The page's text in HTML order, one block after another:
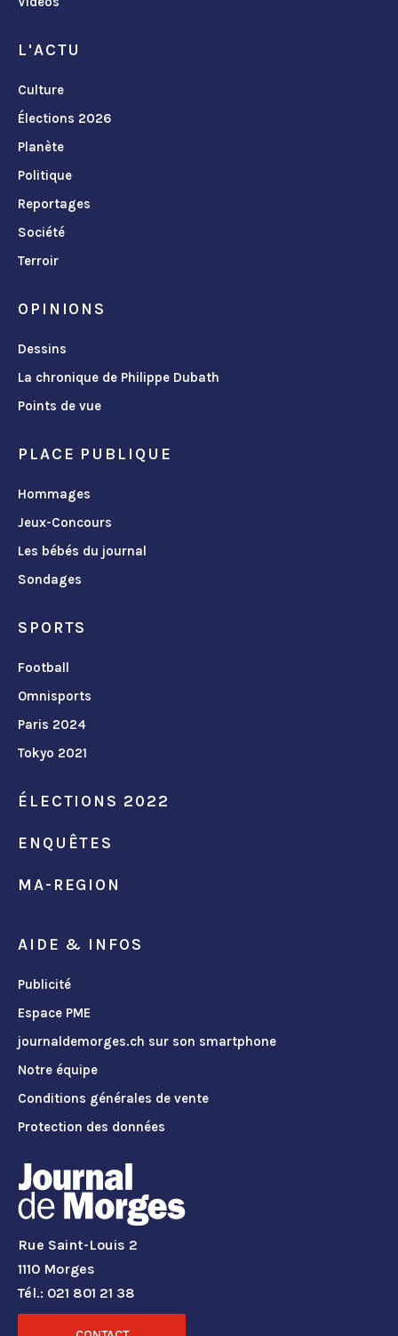
L'ACTU
Culture
Élections 2026
Planète
Politique
Reportages
Société
Terroir
OPINIONS
Dessins
La chronique de Philippe Dubath
Points de vue
PLACE PUBLIQUE
Hommages
Jeux-Concours
Les bébés du journal
Sondages
SPORTS
Football
Omnisports
Paris 2024
Tokyo 2021
ÉLECTIONS 2022
ENQUÊTES
MA-REGION
AIDE & INFOS
Publicité
Espace PME
journaldemorges.ch sur son smartphone
Notre équipe
Conditions générales de vente
Protection des données
Rue Saint-Louis 2
1110 Morges
Tél.: 021 801 21 38